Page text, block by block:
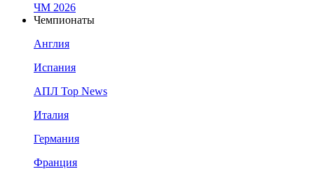
ЧМ 2026
Чемпионаты
Англия
Испания
АПЛ Top News
Италия
Германия
Франция